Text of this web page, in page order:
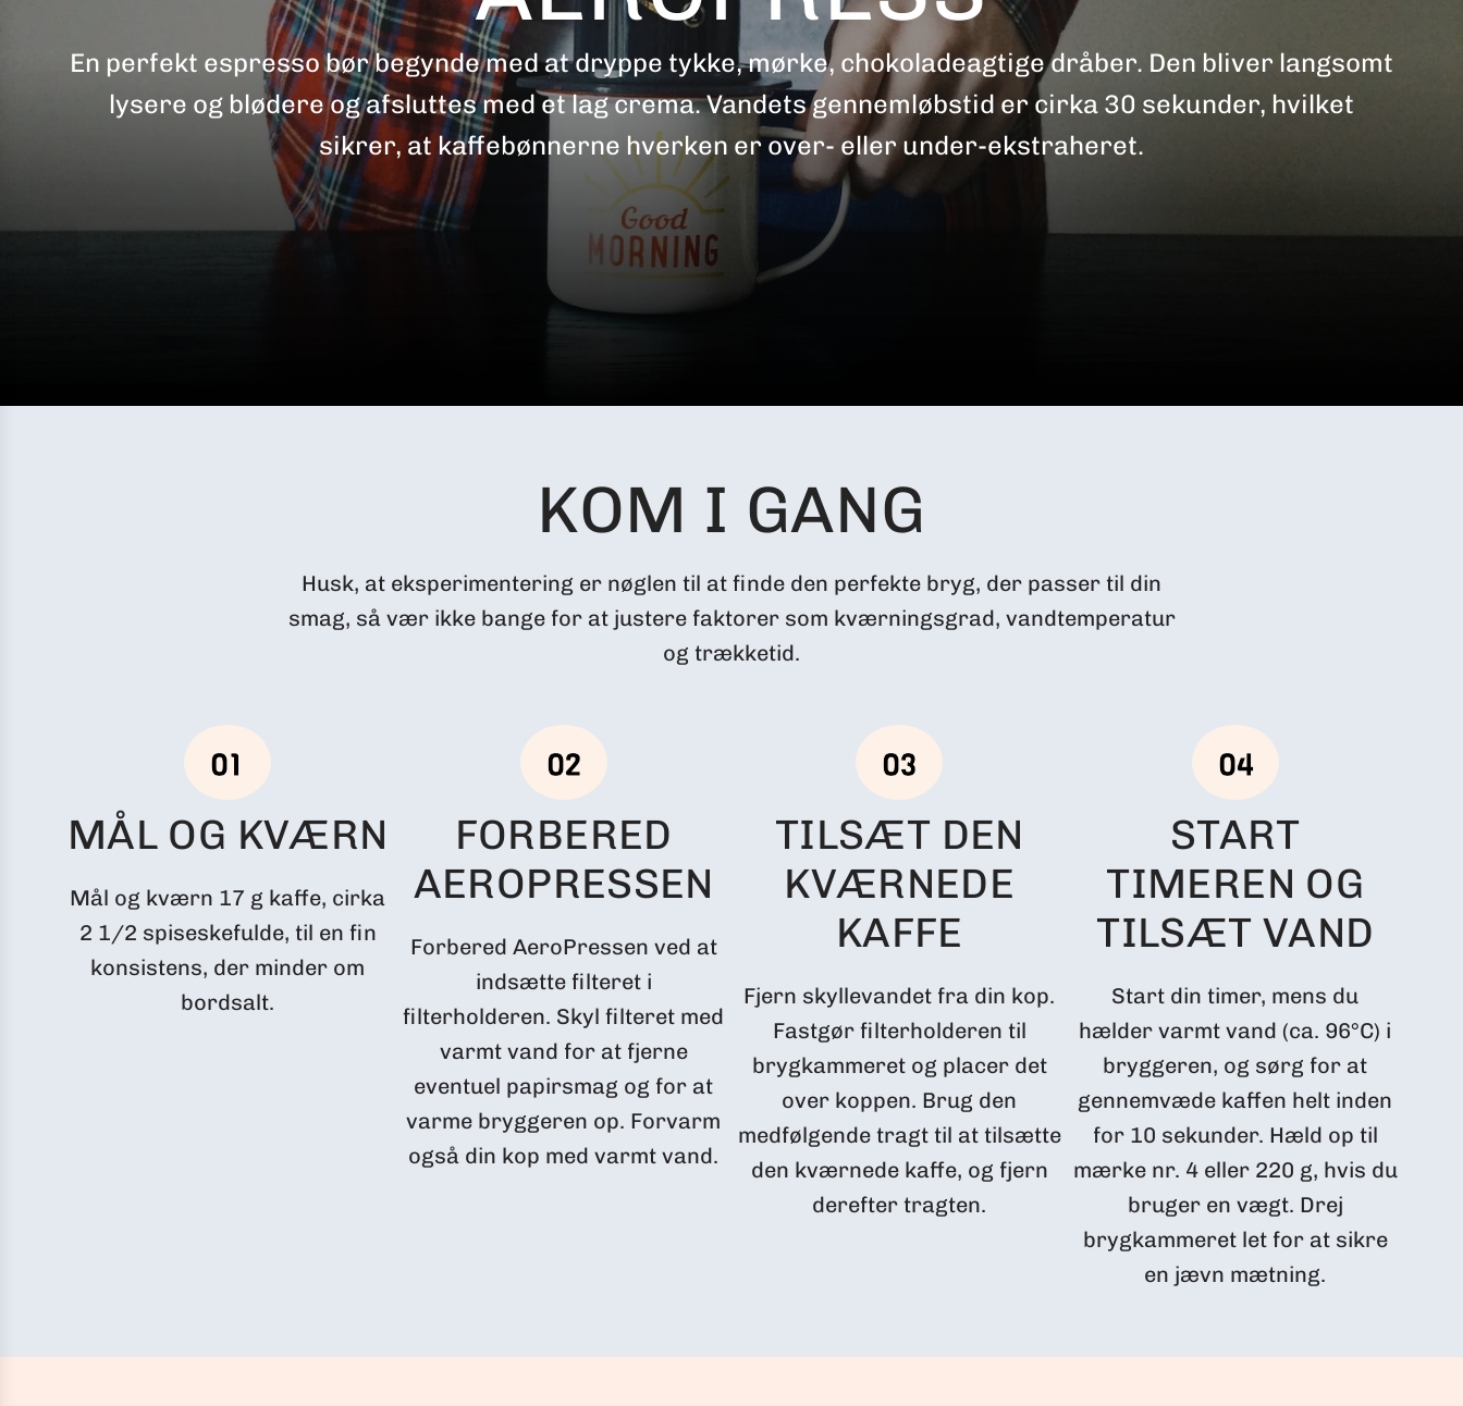
En perfekt espresso bør begynde med at dryppe tykke, mørke, chokoladeagtige dråber. Den bliver langsomt
lysere og blødere og afsluttes med et lag crema. Vandets gennemløbstid er cirka 30 sekunder, hvilket
sikrer, at kaffebønnerne hverken er over- eller under-ekstraheret.
KOM I GANG
Husk, at eksperimentering er nøglen til at finde den perfekte bryg, der passer til din
smag, så vær ikke bange for at justere faktorer som kværningsgrad, vandtemperatur
og trækketid.
MÅL OG KVÆRN
Mål og kværn 17 g kaffe, cirka
2 1/2 spiseskefulde, til en fin
konsistens, der minder om
bordsalt.
FORBERED
AEROPRESSEN
Forbered AeroPressen ved at
indsætte filteret i
filterholderen. Skyl filteret med
varmt vand for at fjerne
eventuel papirsma​g og for at
varme bryggeren op. Forvarm
også din kop med varmt vand.
TILSÆT DEN
KVÆRNEDE
KAFFE
Fjern skyllevandet fra din kop.
Fastgør filterholderen til
brygkammeret og placer det
over koppen. Brug den
medfølgende tragt til at tilsætte
den kværnede kaffe, og fjern
derefter tragten.
START
TIMEREN OG
TILSÆT VAND
Start din timer, mens du
hælder varmt vand (ca. 96°C) i
bryggeren, og sørg for at
gennemvæde kaffen helt inden
for 10 sekunder. Hæld op til
mærke nr. 4 eller 220 g, hvis du
bruger en vægt. Drej
brygkammeret let for at sikre
en jævn mætning.